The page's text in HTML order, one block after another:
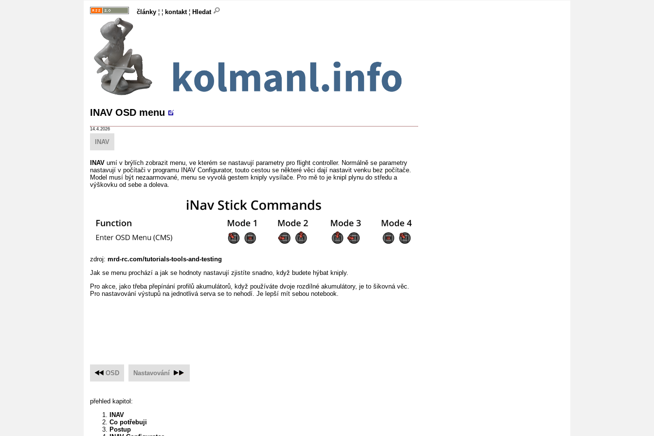
články ¦ ¦ kontakt¦ Hledat
INAV OSD menu
14.4.2026
INAV
INAV umí v brýlích zobrazit menu, ve kterém se nastavují parametry pro flight controller. Normálně se parametry
nastavují v počítači v programu INAV Configurator, touto cestou se některé věci dají nastavit venku bez počítače.
Model musí být nezaarmované, menu se vyvolá gestem kniply vysílače. Pro mě to je knipl plynu do středu a
výškovku od sebe a doleva.
zdroj: mrd-rc.com/tutorials-tools-and-testing
Jak se menu prochází a jak se hodnoty nastavují zjistíte snadno, když budete hýbat kniply.
Pro akce, jako třeba přepínání profilů akumulátorů, když používáte dvoje rozdílné akumulátory, je to šikovná věc.
Pro nastavování výstupů na jednotlivá serva se to nehodí. Je lepší mít sebou notebook.
OSD Nastavování
přehled kapitol:
INAV
Co potřebuji
Postup